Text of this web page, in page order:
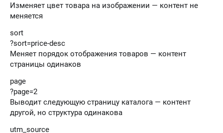
Изменяет цвет товара на изображении — контент не
меняется
sort
?sort=price-desc
Меняет порядок отображения товаров — контент
страницы одинаков
page
?page=2
Выводит следующую страницу каталога — контент
другой, но структура одинакова
utm_source